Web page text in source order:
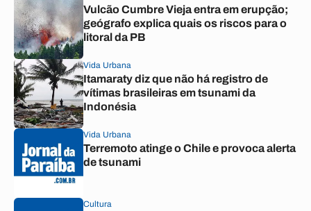
Vulcão Cumbre Vieja entra em erupção;
geógrafo explica quais os riscos para o
litoral da PB
Vida Urbana
Itamaraty diz que não há registro de
vítimas brasileiras em tsunami da
Indonésia
Vida Urbana
Terremoto atinge o Chile e provoca alerta
de tsunami
Cultura